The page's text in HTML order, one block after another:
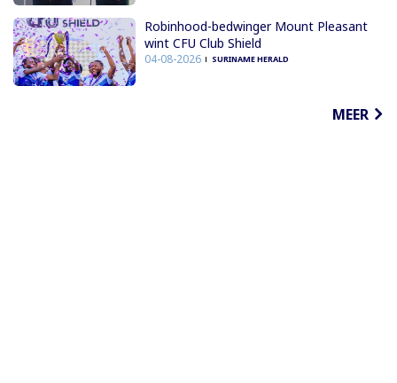
Robinhood-bedwinger Mount Pleasant
wint CFU Club Shield
04-08-2026 SURINAME HERALD
MEER